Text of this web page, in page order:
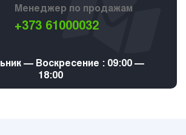
Менеджер по продажам
+373 61000032
— Воскресение : 09:00 —
18:00